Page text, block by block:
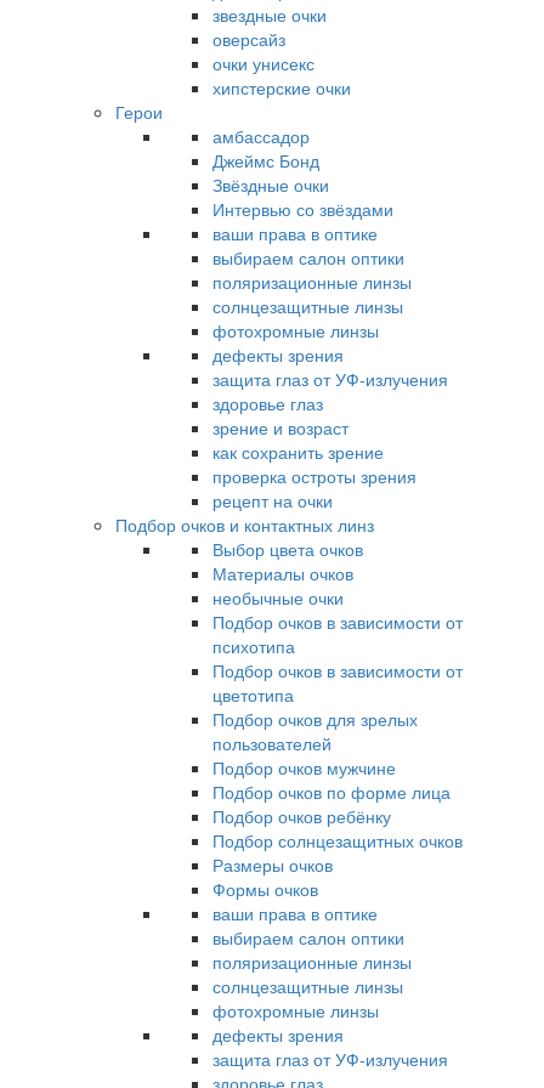
звездные очки
оверсайз
очки унисекс
хипстерские очки
Герои
амбассадор
Джеймс Бонд
Звёздные очки
Интервью со звёздами
ваши права в оптике
выбираем салон оптики
поляризационные линзы
солнцезащитные линзы
фотохромные линзы
дефекты зрения
защита глаз от УФ-излучения
здоровье глаз
зрение и возраст
как сохранить зрение
проверка остроты зрения
рецепт на очки
Подбор очков и контактных линз
Выбор цвета очков
Материалы очков
необычные очки
Подбор очков в зависимости от
психотипа
Подбор очков в зависимости от
цветотипа
Подбор очков для зрелых
пользователей
Подбор очков мужчине
Подбор очков по форме лица
Подбор очков ребёнку
Подбор солнцезащитных очков
Размеры очков
Формы очков
ваши права в оптике
выбираем салон оптики
поляризационные линзы
солнцезащитные линзы
фотохромные линзы
дефекты зрения
защита глаз от УФ-излучения